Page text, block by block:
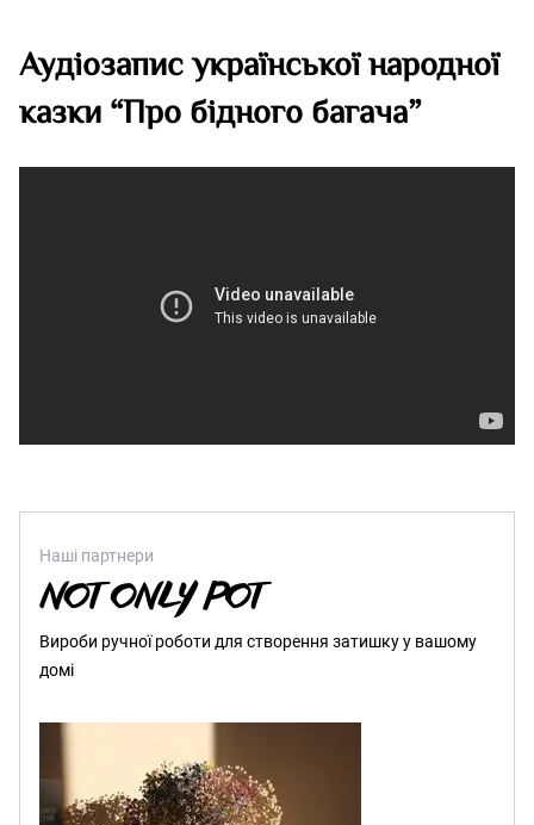
Аудіозапис української народної
казки “Про бідного багача”
Наші партнери
Вироби ручної роботи для створення затишку у вашому
домі